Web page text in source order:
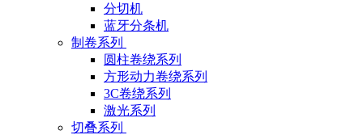
分切机
蓝牙分条机
制卷系列
圆柱卷绕系列
方形动力卷绕系列
3C卷绕系列
激光系列
切叠系列